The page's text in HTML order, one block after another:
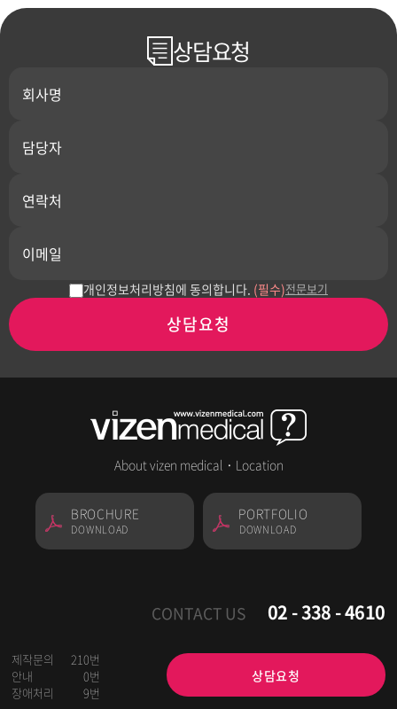
상담요청
개인정보처리방침에 동의합니다. (필수)전문보기
상담요청
About vizen medical · Location
BROCHURE
DOWNLOAD
PORTFOLIO
DOWNLOAD
CONTACT US
제작문의
210번
안내
0번
장애처리
9번
02 - 338 - 4610
상담요청